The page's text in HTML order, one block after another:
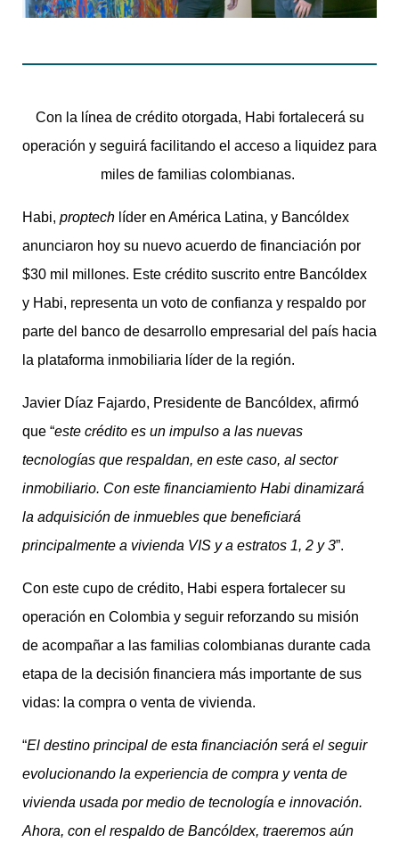
Con la línea de crédito otorgada, Habi fortalecerá su
operación y seguirá facilitando el acceso a liquidez para
miles de familias colombianas.
Habi, proptech líder en América Latina, y Bancóldex
anunciaron hoy su nuevo acuerdo de financiación por
$30 mil millones. Este crédito suscrito entre Bancóldex
y Habi, representa un voto de confianza y respaldo por
parte del banco de desarrollo empresarial del país hacia
la plataforma inmobiliaria líder de la región.
Javier Díaz Fajardo, Presidente de Bancóldex, afirmó
que “este crédito es un impulso a las nuevas
tecnologías que respaldan, en este caso, al sector
inmobiliario. Con este financiamiento Habi dinamizará
la adquisición de inmuebles que beneficiará
principalmente a vivienda VIS y a estratos 1, 2 y 3”.
Con este cupo de crédito, Habi espera fortalecer su
operación en Colombia y seguir reforzando su misión
de acompañar a las familias colombianas durante cada
etapa de la decisión financiera más importante de sus
vidas: la compra o venta de vivienda.
“El destino principal de esta financiación será el seguir
evolucionando la experiencia de compra y venta de
vivienda usada por medio de tecnología e innovación.
Ahora, con el respaldo de Bancóldex, traeremos aún